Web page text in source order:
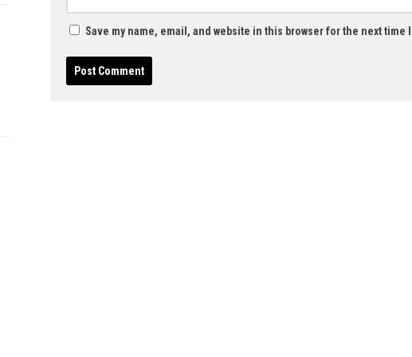
Save my name, email, and website in this browser for the next time